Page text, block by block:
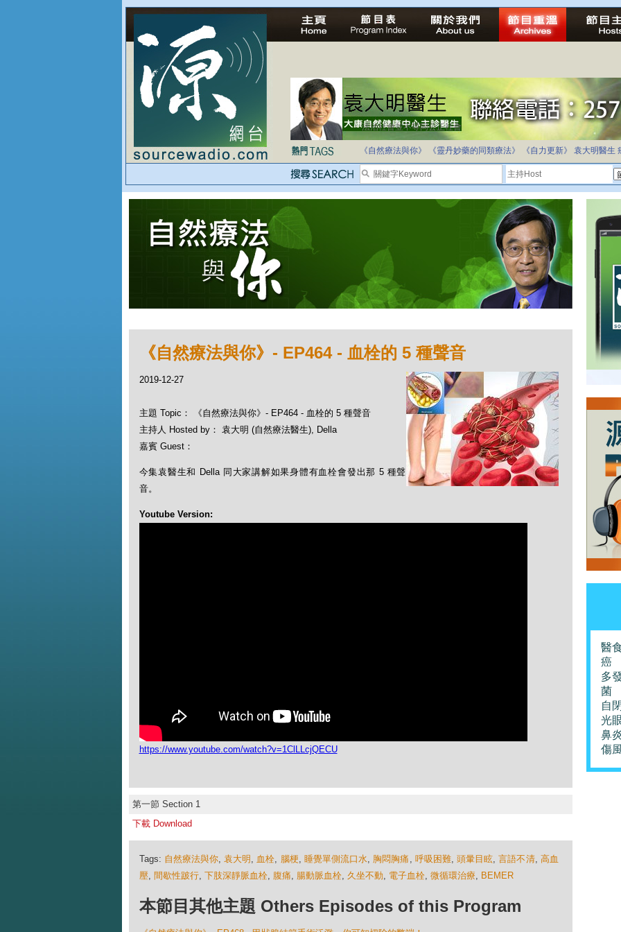
法治社會並不等同公正社會
自家教育合法化-推動多元化教育，全民學卷制
《自然療法與你》
《靈丹妙藥的同類療法》 《自力更新》 袁大明醫生
《自然療法與你》- EP464 - 血栓的 5 種聲音
2019-12-27
主題 Topic： 《自然療法與你》- EP464 - 血栓的 5 種聲音
主持人 Hosted by： 袁大明 (自然療法醫生), Della
嘉賓 Guest：
今集袁醫生和 Della 同大家講解如果身體有血栓會發出那 5 種聲
音。
Youtube Version:
https://www.youtube.com/watch?v=1ClLLcjQECU
第一節 Section 1
下載 Download
Tags: 自然療法與你,袁大明 , 血栓, 腦梗, 睡覺單側流口水, 胸悶胸痛 , 呼吸困難, 頭暈目眩,言語不清, 高血
壓, 間歇性跛行, 下肢深靜脈血栓, 腹痛, 腸動脈血栓, 久坐不動, 電子血栓, 微循環治療, BEMER
本節目其他主題 Others Episodes of this Program
醫
癌
多
菌
自
光
鼻
傷